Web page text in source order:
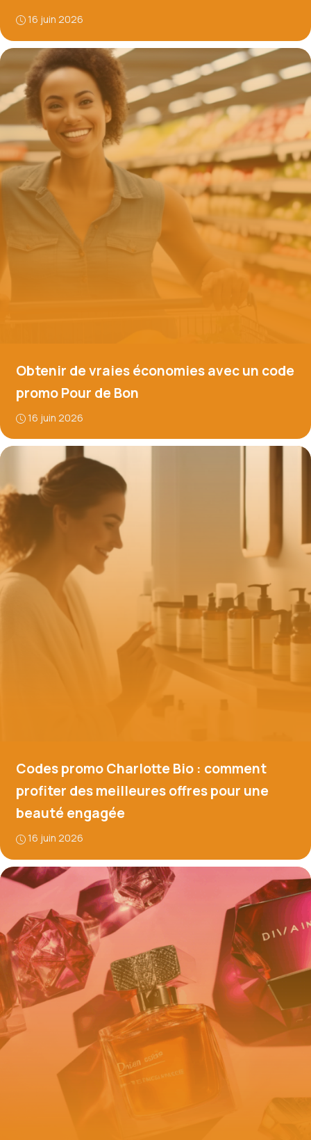
16 juin 2026
Obtenir de vraies économies avec un code
promo Pour de Bon
16 juin 2026
Codes promo Charlotte Bio : comment
profiter des meilleures offres pour une
beauté engagée
16 juin 2026